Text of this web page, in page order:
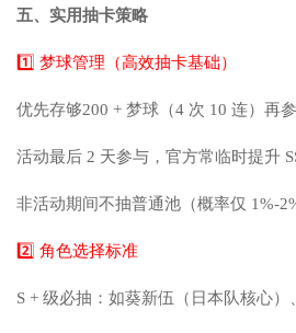
五、实用抽卡策略
1️⃣ 梦球管理（高效抽卡基础）
优先存够200 + 梦球（4 次 10 连）再
活动最后 2 天参与，官方常临时提升
非活动期间不抽普通池（概率仅 1%-
2️⃣ 角色选择标准
S + 级必抽：如葵新伍（日本队核心）